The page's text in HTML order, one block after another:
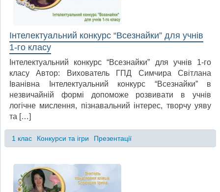
Інтелектуальний конкурс “Всезнайки” для учнів
1-го класу
Інтелектуальний конкурс “Всезнайки” для учнів 1-го
класу Автор: Вихователь ГПД Симчира Світлана
Іванівна Інтелектуальний конкурс “Всезнайки” в
незвичайній формі допоможе розвивати в учнів
логічне мислення, пізнавальний інтерес, творчу уяву
та […]
1 клас Конкурси та ігри Презентації